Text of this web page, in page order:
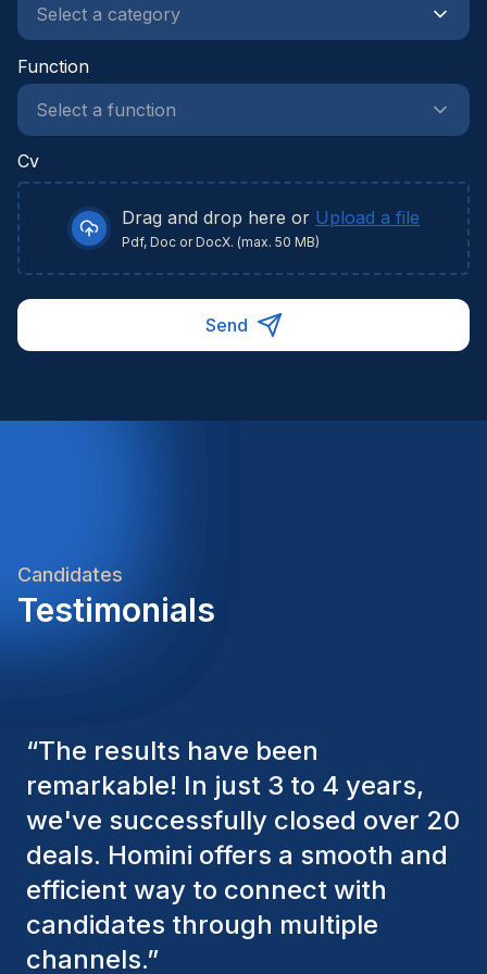
Function
Cv
Drag and drop here or Upload a file
Pdf, Doc or DocX. (max. 50 MB)
Send
Candidates
Testimonials
“The Homini consultants have
consistently considered various
factors to ensure they present the
best candidates. The individuals
we've hired are still with us, and
I’m truly pleased with the new
team members.